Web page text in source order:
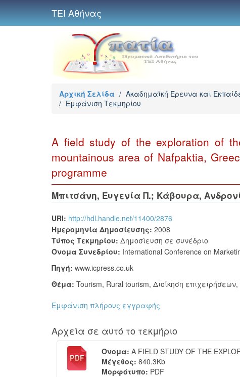
ΤΕΙ Αθήνας
Αρχική Σελίδα / Ακαδημαϊκή Έρευνα και
/ Εμφάνιση Τεκμηρίου
A field study of the exploration of
mountainous area of Nafpaktia,
programme
Μπιτσάνη, Ευγενία Π.; Κάβουρα,
URI: http://hdl.handle.net/11400/2876
Ημερομηνία Δημοσίευσης: 2008
Τύπος Τεκμηρίου: Δημοσίευση σε συνέδριο
Όνομα Συνεδρίου: International Conference on
Πηγή: www.icpress.co.uk
Θέμα: Tourism, Rural tourism, Διοίκηση επιχειρήσεων,
Εμφάνιση πλήρους εγγραφής
Αρχεία σε αυτό το τεκμήριο
Όνομα: A FIELD STUDY OF THE
Μέγεθος: 840.3Kb
Μορφότυπο: PDF